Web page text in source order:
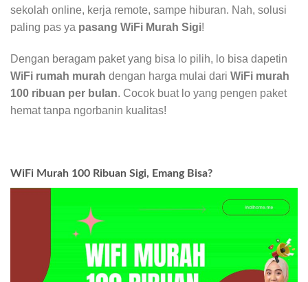
sekolah online, kerja remote, sampe hiburan. Nah, solusi
paling pas ya pasang WiFi Murah Sigi!
Dengan beragam paket yang bisa lo pilih, lo bisa dapetin
WiFi rumah murah dengan harga mulai dari WiFi murah
100 ribuan per bulan. Cocok buat lo yang pengen paket
hemat tanpa ngorbanin kualitas!
WiFi Murah 100 Ribuan Sigi, Emang Bisa?